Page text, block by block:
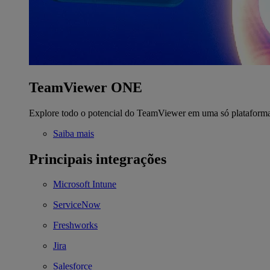
TeamViewer ONE
Explore todo o potencial do TeamViewer em uma só
Saiba mais
Principais integrações
Microsoft Intune
ServiceNow
Freshworks
Jira
Salesforce